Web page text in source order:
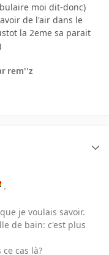
moi dit-donc)
de l'air dans le
la 2eme sa parait
rem''z
.
je voulais savoir.
de bain: c'est plus
cas là?